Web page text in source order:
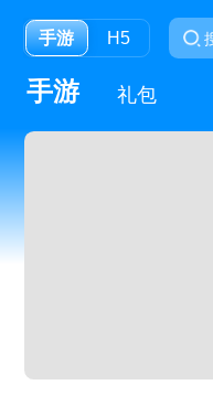
手游 H5
手游 礼包